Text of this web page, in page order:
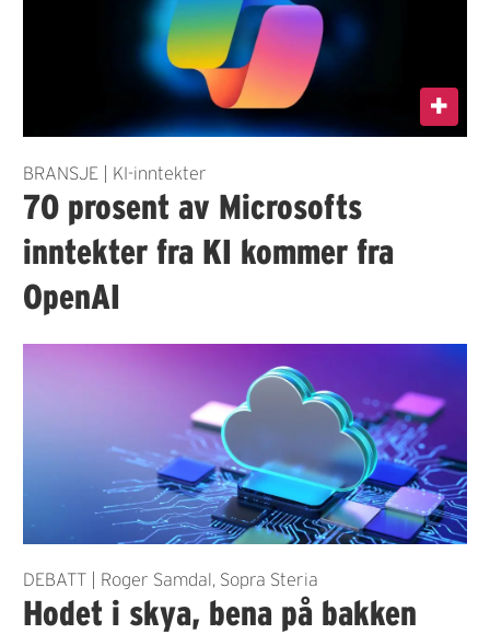
BRANSJE | KI-inntekter
70 prosent av Microsofts
inntekter fra KI kommer fra
OpenAI
DEBATT | Roger Samdal, Sopra Steria
Hodet i skya, bena på bakken